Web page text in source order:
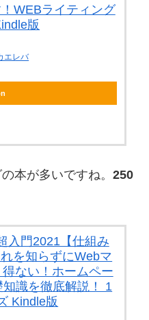
WEBライティング
版
エレバ
本が多いですね。 250
入門2021【仕組み
を知らずにWebマ
ない！ホームペー
識を徹底解説！ 1
Kindle版